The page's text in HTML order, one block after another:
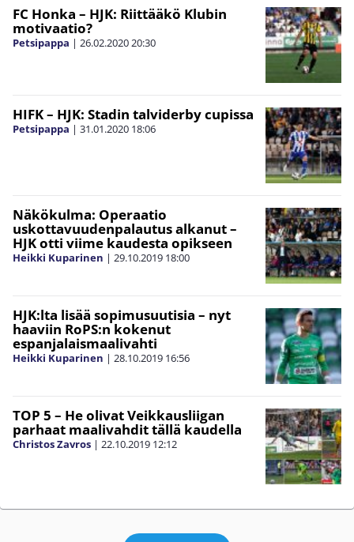
FC Honka – HJK: Riittääkö Klubin
motivaatio?
Petsipappa | 26.02.2020 20:30
HIFK – HJK: Stadin talviderby cupissa
Petsipappa | 31.01.2020 18:06
Näkökulma: Operaatio
uskottavuudenpalautus alkanut –
HJK otti viime kaudesta opikseen
Heikki Kuparinen | 29.10.2019 18:00
HJK:lta lisää sopimusuutisia – nyt
haaviin RoPS:n kokenut
espanjalaismaalivahti
Heikki Kuparinen | 28.10.2019 16:56
TOP 5 – He olivat Veikkausliigan
parhaat maalivahdit tällä kaudella
Christos Zavros | 22.10.2019 12:12